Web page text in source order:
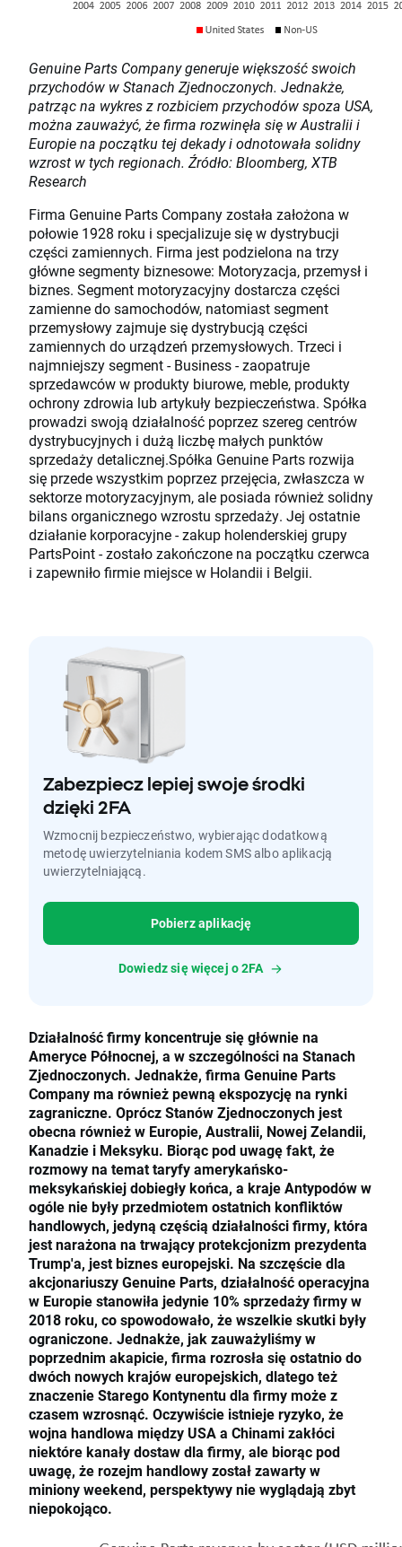
Genuine Parts Company generuje większość swoich
przychodów w Stanach Zjednoczonych. Jednakże,
patrząc na wykres z rozbiciem przychodów spoza USA,
można zauważyć, że firma rozwinęła się w Australii i
Europie na początku tej dekady i odnotowała solidny
wzrost w tych regionach. Źródło: Bloomberg, XTB
Research
Firma Genuine Parts Company została założona w
połowie 1928 roku i specjalizuje się w dystrybucji
części zamiennych. Firma jest podzielona na trzy
główne segmenty biznesowe: Motoryzacja, przemysł i
biznes. Segment motoryzacyjny dostarcza części
zamienne do samochodów, natomiast segment
przemysłowy zajmuje się dystrybucją części
zamiennych do urządzeń przemysłowych. Trzeci i
najmniejszy segment - Business - zaopatruje
sprzedawców w produkty biurowe, meble, produkty
ochrony zdrowia lub artykuły bezpieczeństwa. Spółka
prowadzi swoją działalność poprzez szereg centrów
dystrybucyjnych i dużą liczbę małych punktów
sprzedaży detalicznej.Spółka Genuine Parts rozwija
się przede wszystkim poprzez przejęcia, zwłaszcza w
sektorze motoryzacyjnym, ale posiada również solidny
bilans organicznego wzrostu sprzedaży. Jej ostatnie
działanie korporacyjne - zakup holenderskiej grupy
PartsPoint - zostało zakończone na początku czerwca
i zapewniło firmie miejsce w Holandii i Belgii.
Zabezpiecz lepiej swoje środki
dzięki 2FA
Wzmocnij bezpieczeństwo, wybierając dodatkową
metodę uwierzytelniania kodem SMS albo aplikacją
uwierzytelniającą.
Pobierz aplikację
Dowiedz się więcej o 2FA
Działalność firmy koncentruje się głównie na
Ameryce Północnej, a w szczególności na Stanach
Zjednoczonych. Jednakże, firma Genuine Parts
Company ma również pewną ekspozycję na rynki
zagraniczne. Oprócz Stanów Zjednoczonych jest
obecna również w Europie, Australii, Nowej Zelandii,
Kanadzie i Meksyku. Biorąc pod uwagę fakt, że
rozmowy na temat taryfy amerykańsko-
meksykańskiej dobiegły końca, a kraje Antypodów w
ogóle nie były przedmiotem ostatnich konfliktów
handlowych, jedyną częścią działalności firmy, która
jest narażona na trwający protekcjonizm prezydenta
Trump'a, jest biznes europejski. Na szczęście dla
akcjonariuszy Genuine Parts, działalność operacyjna
w Europie stanowiła jedynie 10% sprzedaży firmy w
2018 roku, co spowodowało, że wszelkie skutki były
ograniczone. Jednakże, jak zauważyliśmy w
poprzednim akapicie, firma rozrosła się ostatnio do
dwóch nowych krajów europejskich, dlatego też
znaczenie Starego Kontynentu dla firmy może z
czasem wzrosnąć. Oczywiście istnieje ryzyko, że
wojna handlowa między USA a Chinami zakłóci
niektóre kanały dostaw dla firmy, ale biorąc pod
uwagę, że rozejm handlowy został zawarty w
miniony weekend, perspektywy nie wyglądają zbyt
niepokojąco.